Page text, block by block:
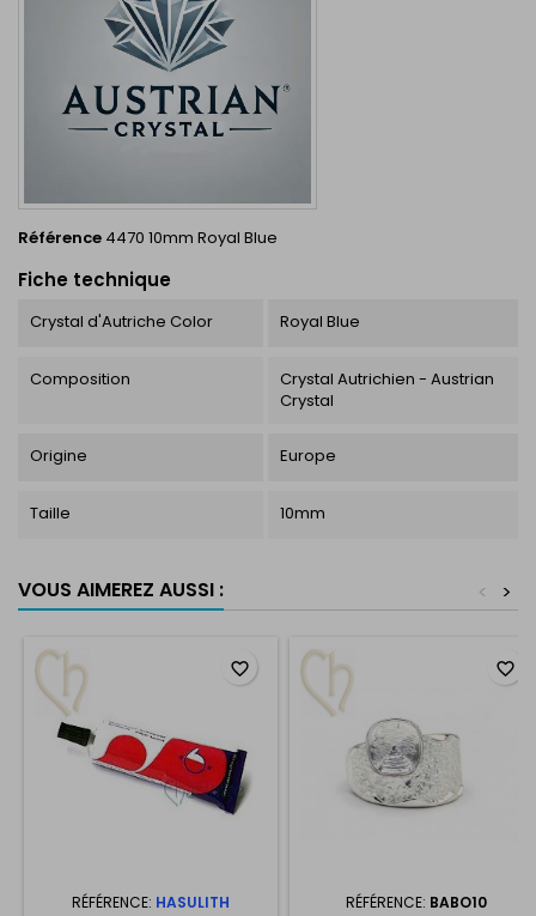
Référence 4470 10mm Royal Blue
Fiche technique
Crystal d'Autriche Color Royal Blue
Composition
Crystal Autrichien - Austrian
Crystal
Origine Europe
Taille 10mm
VOUS AIMEREZ AUSSI : >
<
RÉFÉRENCE: HASULITH
favorite_border
RÉFÉRENCE: BABO10
favorite_border